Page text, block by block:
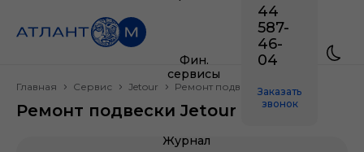
Фин.
сервисы
Журнал
44
587-
46-
04
Заказать
звонок
Главная Сервис Jetour Ремонт подвески
Ремонт подвески Jetour